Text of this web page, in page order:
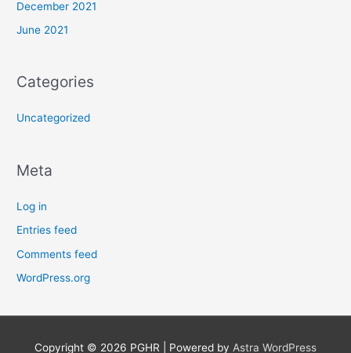
December 2021
June 2021
Categories
Uncategorized
Meta
Log in
Entries feed
Comments feed
WordPress.org
Copyright © 2026 PGHR | Powered by Astra WordPress